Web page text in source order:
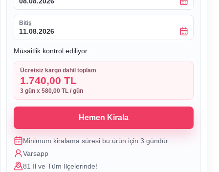
Bitiş
11.08.2026
Müsaitlik kontrol ediliyor...
Ücretsiz kargo dahil toplam
1.740,00 TL
3 gün x 580,00 TL / gün
Hemen Kirala
Minimum kiralama süresi bu ürün için 3 gündür.
Varsapp
81 İl ve Tüm İlçelerinde!